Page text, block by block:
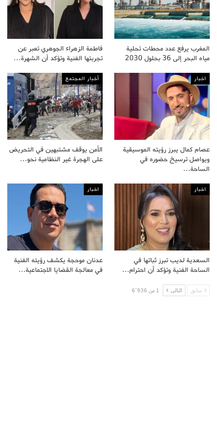
المغرب يرفع عدد محطات تحلية
مياه البحر إلى 36 بحلول 2030
فاطمة الزهراء الجوهري تعبر عن
تجربتها الفنية وتؤكد أن الشهرة…
اخبار
عصام كمال يبرز رؤيته الموسيقية
ويواصل ترسيخ حضوره في
الساحة…
أخبار المجتمع
الأمن يوقف مشتبهين في التحريض
على الهجرة غير النظامية نحو…
اخبار
السعدية لديب تبرز ثباتها في
الساحة الفنية وتؤكد أن احترام…
اخبار
عدنان موحجة يكشف رؤيته الفنية
في معالجة القضايا الاجتماعية…
سابق التالى 1 من 6٬936